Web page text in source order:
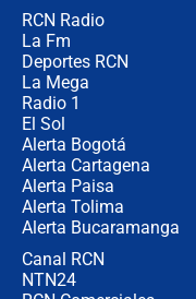
RCN Radio
La Fm
Deportes RCN
La Mega
Radio 1
El Sol
Alerta Bogotá
Alerta Cartagena
Alerta Paisa
Alerta Tolima
Alerta Bucaramanga
Canal RCN
NTN24